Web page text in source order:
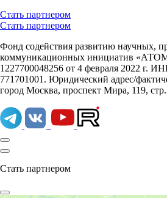
Стать партнером
Стать партнером
Фонд содействия развитию научных,
коммуникационных инициатив
1227700048256 от 4 февраля 2022 г.
771701001. Юридический адрес/
город Москва, проспект Мира, 119,
Стать партнером